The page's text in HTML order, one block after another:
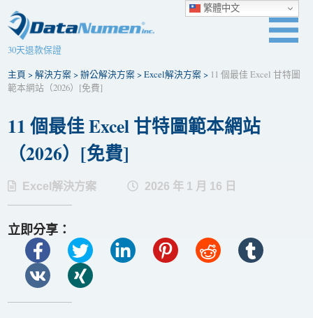
30天退款保證
主頁 >解決方案>辦公解決方案>Excel解決方案> 11 個最佳 Excel 甘特圖
範本網站（2026）[免費]
11 個最佳 Excel 甘特圖範本網站
（2026）[免費]
Excel解決方案 2026 年 1 月 16 日
立即分享：
繁體中文